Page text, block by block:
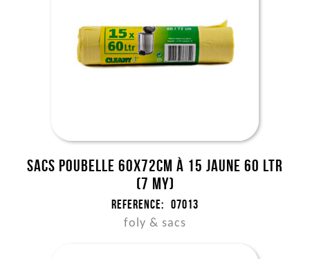
Sacs poubelle 60x72cm à 15 jaune 60 ltr
(7 my)
Reference: 07013
foly & sacs